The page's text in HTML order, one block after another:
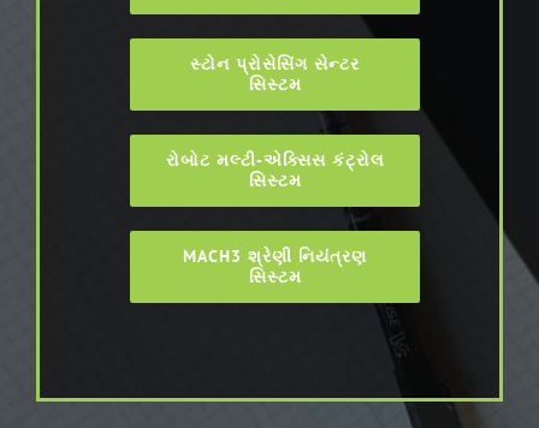
સ્ટોન પ્રોસેસિંગ સેન્ટર
સિસ્ટમ
રોબોટ મલ્ટી-એક્સિસ કંટ્રોલ
સિસ્ટમ
MACH3 શ્રેણી નિયંત્રણ
સિસ્ટમ